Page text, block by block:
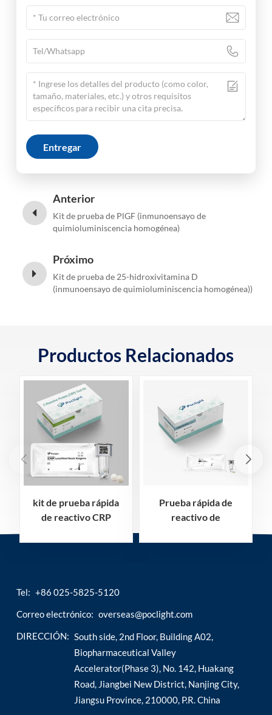
Entregar
Anterior
Kit de prueba de PlGF (inmunoensayo de
quimioluminiscencia homogénea)
Próximo
Kit de prueba de 25-hidroxivitamina D
(inmunoensayo de quimioluminiscencia homogénea))
Productos Relacionados
kit de prueba rápida
de reactivo CRP
Prueba rápida de
reactivo de
Tel: +86 025-5825-5120
Correo electrónico: overseas@poclight.com
DIRECCIÓN: South side, 2nd Floor, Building A02,
Biopharmaceutical Valley
Accelerator(Phase 3), No. 142, Huakang
Road, Jiangbei New District, Nanjing City,
Jiangsu Province, 210000, P.R. China